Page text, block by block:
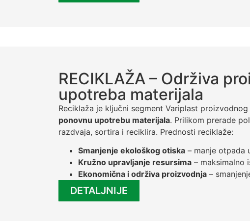
RECIKLAŽA – Održiva
upotreba materijala
Reciklaža je ključni segment Variplast
ponovnu upotrebu materijala. Prilikom prerade
razdvaja, sortira i reciklira. Prednosti reciklaže:
Smanjenje ekološkog otiska – manje otpada
Kružno upravljanje resursima – maksimalno
Ekonomična i održiva proizvodnja –
DETALJNIJE